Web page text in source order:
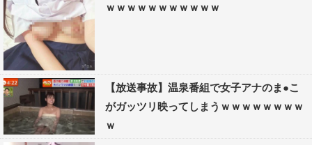
ｗｗｗｗｗｗｗｗｗｗｗ
【放送事故】温泉番組で女子アナのま●こ
がガッツリ映ってしまうｗｗｗｗｗｗｗｗ
ｗ